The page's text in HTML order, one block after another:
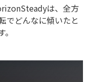
は、全方
でどんなに傾いたと